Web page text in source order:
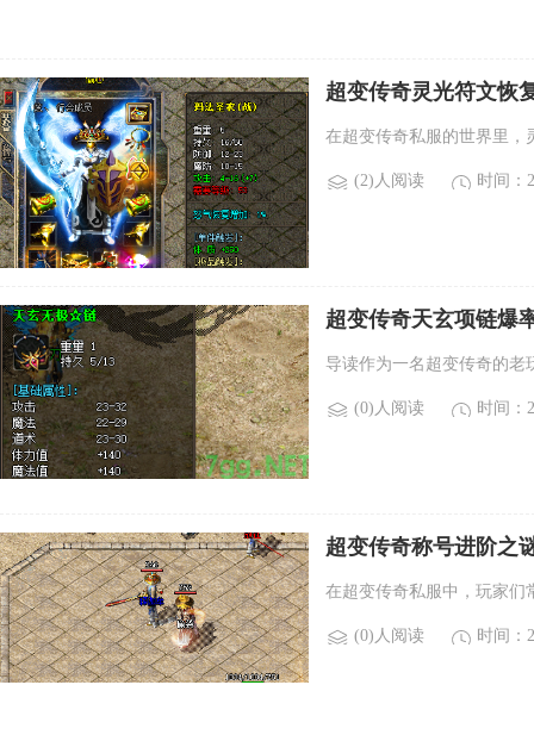
超变传奇灵光符文恢
在超变传奇私服的世界里，
(2)人阅读 时间：
超变传奇天玄项链爆
导读作为一名超变传奇的老
(0)人阅读 时间：
超变传奇称号进阶之
在超变传奇私服中，玩家们
(0)人阅读 时间：